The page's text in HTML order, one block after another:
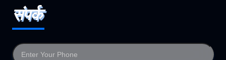
संपर्क